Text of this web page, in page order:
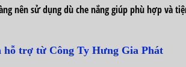
nên sử dụng dù che nắng giúp phù hợp
hỗ trợ từ Công Ty Hưng Gia Phát